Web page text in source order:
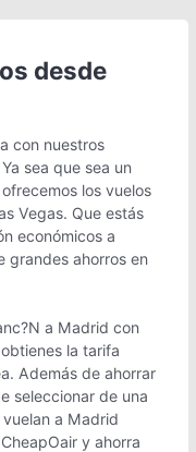
desde
con nuestros
sea que sea un
los vuelos
Vegas. Que estás
económicos a
grandes ahorros en
a Madrid con
la tarifa
Además de ahorrar
seleccionar de una
a Madrid
y ahorra